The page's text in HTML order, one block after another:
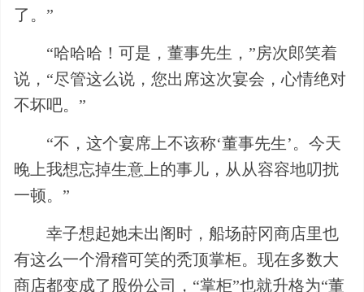
了。”
“哈哈哈！可是，董事先生，”房次郎笑着
说，“尽管这么说，您出席这次宴会，心情绝对
不坏吧。”
“不，这个宴席上不该称‘董事先生’。今天
晚上我想忘掉生意上的事儿，从从容容地叨扰
一顿。”
幸子想起她未出阁时，船场莳冈商店里也
有这么一个滑稽可笑的秃顶掌柜。现在多数大
商店都变成了股份公司，“掌柜”也就升格为“董